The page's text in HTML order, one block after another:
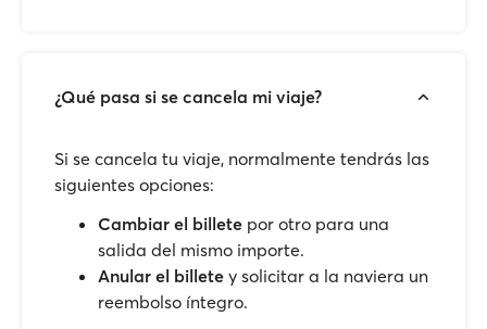
¿Qué pasa si se cancela mi viaje?
Si se cancela tu viaje, normalmente tendrás las
siguientes opciones:
Cambiar el billete por otro para una
salida del mismo importe.
Anular el billete y solicitar a la naviera un
reembolso íntegro.